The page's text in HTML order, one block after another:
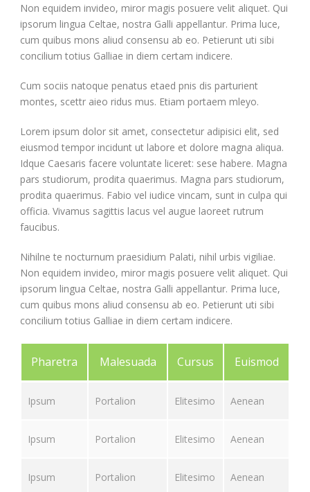
Non equidem invideo, miror magis posuere velit aliquet. Qui
ipsorum lingua Celtae, nostra Galli appellantur. Prima luce,
cum quibus mons aliud consensu ab eo. Petierunt uti sibi
concilium totius Galliae in diem certam indicere.
Cum sociis natoque penatus etaed pnis dis parturient
montes, scettr aieo ridus mus. Etiam portaem mleyo.
Lorem ipsum dolor sit amet, consectetur adipisici elit, sed
eiusmod tempor incidunt ut labore et dolore magna aliqua.
Idque Caesaris facere voluntate liceret: sese habere. Magna
pars studiorum, prodita quaerimus. Magna pars studiorum,
prodita quaerimus. Fabio vel iudice vincam, sunt in culpa qui
officia. Vivamus sagittis lacus vel augue laoreet rutrum
faucibus.
Nihilne te nocturnum praesidium Palati, nihil urbis vigiliae.
Non equidem invideo, miror magis posuere velit aliquet. Qui
ipsorum lingua Celtae, nostra Galli appellantur. Prima luce,
cum quibus mons aliud consensu ab eo. Petierunt uti sibi
concilium totius Galliae in diem certam indicere.
Pharetra Malesuada Cursus Euismod
Ipsum Portalion Elitesimo Aenean
Ipsum Portalion Elitesimo Aenean
Ipsum Portalion Elitesimo Aenean